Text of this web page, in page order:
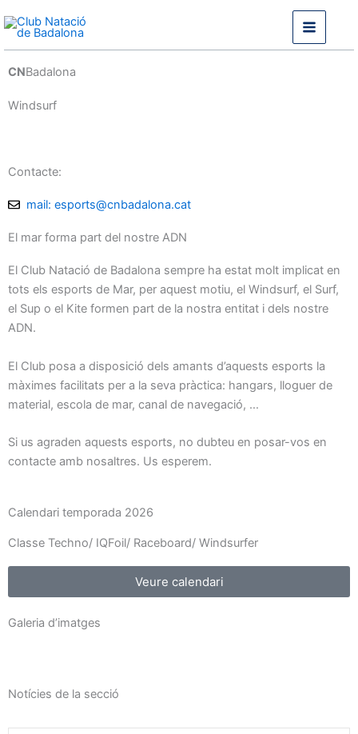
al
contingut
CNBadalona
Windsurf
Contacte:
mail: esports@cnbadalona.cat
El mar forma part del nostre ADN
El Club Natació de Badalona sempre ha estat molt implicat en
tots els esports de Mar, per aquest motiu, el Windsurf, el Surf,
el Sup o el Kite formen part de la nostra entitat i dels nostre
ADN.
El Club posa a disposició dels amants d’aquests esports la
màximes facilitats per a la seva pràctica: hangars, lloguer de
material, escola de mar, canal de navegació, …
Si us agraden aquests esports, no dubteu en posar-vos en
contacte amb nosaltres. Us esperem.
Calendari temporada 2026
Classe Techno/ IQFoil/ Raceboard/ Windsurfer
Veure calendari
Galeria d’imatges
Notícies de la secció